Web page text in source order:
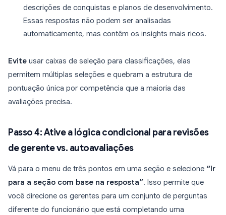
descrições de conquistas e planos de desenvolvimento.
Essas respostas não podem ser analisadas
automaticamente, mas contêm os insights mais ricos.
Evite usar caixas de seleção para classificações, elas
permitem múltiplas seleções e quebram a estrutura de
pontuação única por competência que a maioria das
avaliações precisa.
Passo 4: Ative a lógica condicional para revisões
de gerente vs. autoavaliações
Vá para o menu de três pontos em uma seção e selecione “Ir
para a seção com base na resposta”. Isso permite que
você direcione os gerentes para um conjunto de perguntas
diferente do funcionário que está completando uma